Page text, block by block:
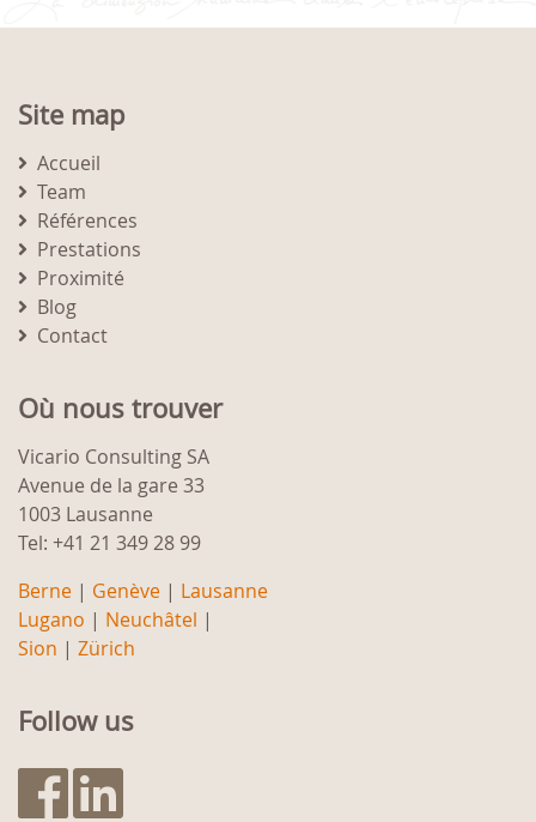
Site map
Accueil
Team
Références
Prestations
Proximité
Blog
Contact
Où nous trouver
Vicario Consulting SA
Avenue de la gare 33
1003 Lausanne
Tel: +41 21 349 28 99
Berne | Genève | Lausanne
Lugano | Neuchâtel |
Sion | Zürich
Follow us